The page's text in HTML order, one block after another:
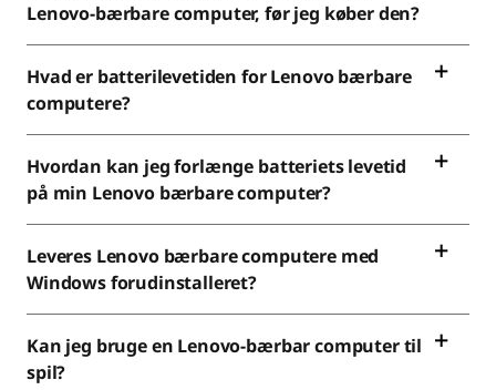
Lenovo-bærbare computer, før jeg køber den?
Hvad er batterilevetiden for Lenovo bærbare
computere?
Hvordan kan jeg forlænge batteriets levetid
på min Lenovo bærbare computer?
Leveres Lenovo bærbare computere med
Windows forudinstalleret?
Kan jeg bruge en Lenovo-bærbar computer til
spil?